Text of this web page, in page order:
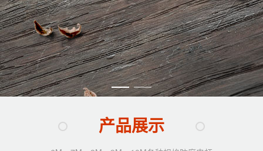
产品展示